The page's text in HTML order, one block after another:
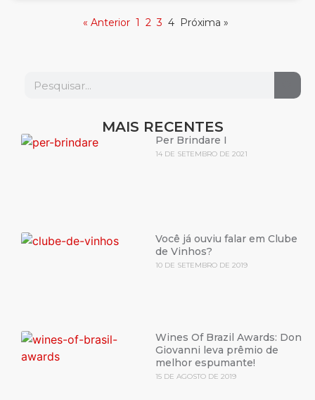
« Anterior 1 2 3 4 Próxima »
MAIS RECENTES
Per Brindare I
14 DE SETEMBRO DE 2021
Você já ouviu falar em Clube
de Vinhos?
10 DE SETEMBRO DE 2019
Wines Of Brazil Awards: Don
Giovanni leva prêmio de
melhor espumante!
15 DE AGOSTO DE 2019